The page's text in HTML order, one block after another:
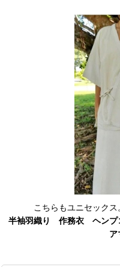
こちらもユニセックス
半袖羽織り 作務衣 ヘン
ア